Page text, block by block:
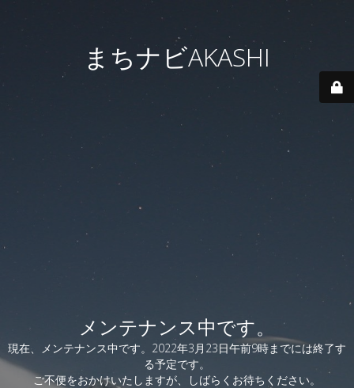
まちナビAKASHI
メンテナンス中です。
現在、メンテナンス中です。2022年3月23日午前9時までには終了す
る予定です。
ご不便をおかけいたしますが、しばらくお待ちください。